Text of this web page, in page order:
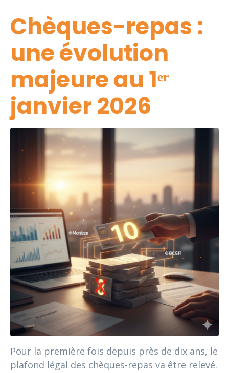
Chèques-repas :
une évolution
majeure au 1ᵉʳ
janvier 2026
Pour la première fois depuis près de dix ans, le
plafond légal des chèques-repas va être relevé.